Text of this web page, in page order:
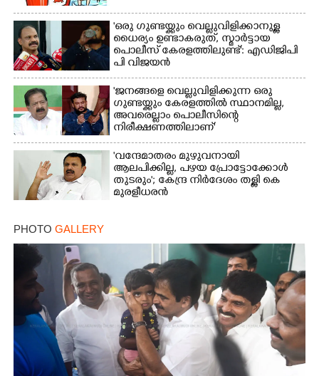
'ഒരു ഗുണ്ടയ്ക്കും വെല്ലുവിളിക്കാനുള്ള
ധൈര്യം ഉണ്ടാകരുത്, സ്മാർട്ടായ
പൊലീസ് കേരളത്തിലുണ്ട്': എഡിജിപി
പി വിജയൻ
'ജനങ്ങളെ വെല്ലുവിളിക്കുന്ന ഒരു
ഗുണ്ടയ്ക്കും കേരളത്തിൽ സ്ഥാനമില്ല,​
അവരെല്ലാം പൊലീസിന്റെ
നിരീക്ഷണത്തിലാണ്'
'വന്ദേമാതരം മുഴുവനായി
ആലപിക്കില്ല, പഴയ പ്രോട്ടോക്കോൾ
തുടരും'; കേന്ദ്ര നിർദേശം തള്ളി കെ
മുരളീധരൻ
PHOTO GALLERY